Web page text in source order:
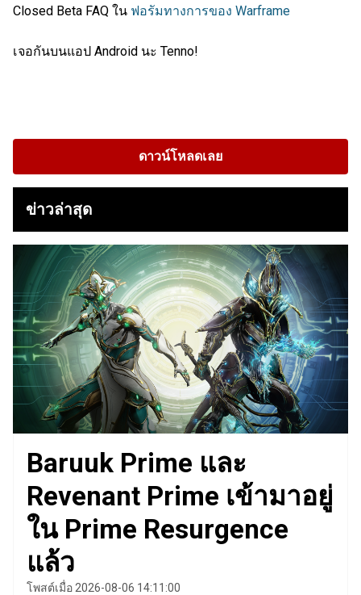
Closed Beta FAQ ใน ฟอรัมทางการของ Warframe
เจอกันบนแอป Android นะ Tenno!
ดาวน์โหลดเลย
ข่าวล่าสุด
Baruuk Prime และ
Revenant Prime เข้ามาอยู่
ใน Prime Resurgence
แล้ว
โพสต์เมื่อ 2026-08-06 14:11:00